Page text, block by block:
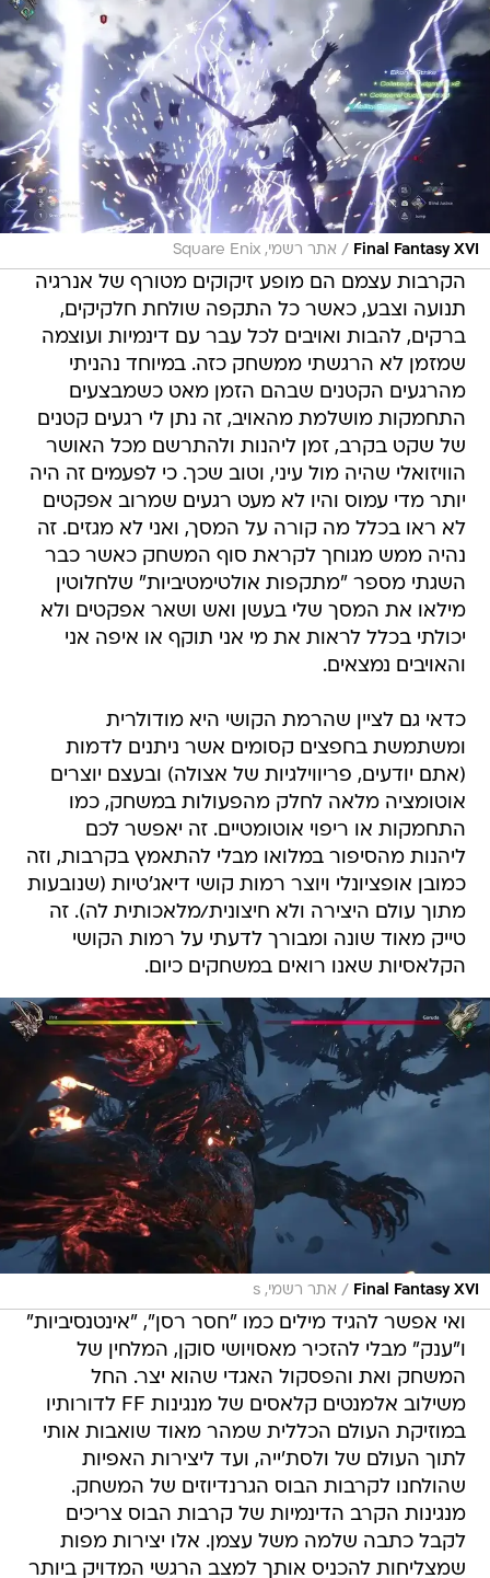
Final Fantasy XVI
/ אתר רשמי, Square Enix
הקרבות עצמם הם מופע זיקוקים מטורף של אנרגיה
תנועה וצבע, כאשר כל התקפה שולחת חלקיקים,
ברקים, להבות ואויבים לכל עבר עם דינמיות ועוצמה
שמזמן לא הרגשתי ממשחק כזה. במיוחד נהניתי
מהרגעים הקטנים שבהם הזמן מאט כשמבצעים
התחמקות מושלמת מהאויב, זה נתן לי רגעים קטנים
של שקט בקרב, זמן ליהנות ולהתרשם מכל האושר
הוויזואלי שהיה מול עיני, וטוב שכך. כי לפעמים זה היה
יותר מדי עמוס והיו לא מעט רגעים שמרוב אפקטים
לא ראו בכלל מה קורה על המסך, ואני לא מגזים. זה
נהיה ממש מגוחך לקראת סוף המשחק כאשר כבר
השגתי מספר "מתקפות אולטימטיביות" שלחלוטין
מילאו את המסך שלי בעשן ואש ושאר אפקטים ולא
יכולתי בכלל לראות את מי אני תוקף או איפה אני
והאויבים נמצאים.
כדאי גם לציין שהרמת הקושי היא מודולרית
ומשתמשת בחפצים קסומים אשר ניתנים לדמות
(אתם יודעים, פריווילגיות של אצולה) ובעצם יוצרים
אוטומציה מלאה לחלק מהפעולות במשחק, כמו
התחמקות או ריפוי אוטומטיים. זה יאפשר לכם
ליהנות מהסיפור במלואו מבלי להתאמץ בקרבות, וזה
כמובן אופציונלי ויוצר רמות קושי דיאג'טיות (שנובעות
מתוך עולם היצירה ולא חיצונית/מלאכותית לה). זה
טייק מאוד שונה ומבורך לדעתי על רמות הקושי
הקלאסיות שאנו רואים במשחקים כיום.
Final Fantasy XVI
/ אתר רשמי, s
ואי אפשר להגיד מילים כמו "חסר רסן", "אינטנסיביות"
ו"ענק" מבלי להזכיר מאסויושי סוקן, המלחין של
המשחק ואת והפסקול האגדי שהוא יצר. החל
משילוב אלמנטים קלאסים של מנגינות FF לדורותיו
במוזיקת העולם הכללית שמהר מאוד שואבות אותי
לתוך העולם של ולסת'ייה, ועד ליצירות האפיות
שהולחנו לקרבות הבוס הגרנדיוזים של המשחק.
מנגינות הקרב הדינמיות של קרבות הבוס צריכים
לקבל כתבה שלמה משל עצמן. אלו יצירות מפות
שמצליחות להכניס אותך למצב הרגשי המדויק ביותר